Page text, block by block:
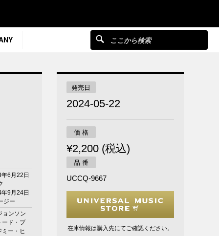
6月22日
9月24日
ジー
ンソン
ード・ブ
ミー・ヒ
発売日
2024-05-22
価 格
¥2,200 (税込)
品 番
UCCQ-9667
在庫情報は購入先にてご確認ください。